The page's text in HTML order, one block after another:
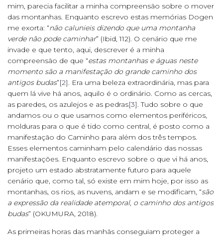
mim, parecia facilitar a minha compreensão sobre o mover
das montanhas. Enquanto escrevo estas memórias Dogen
me exorta: “não calunieis dizendo que uma montanha
verde não pode caminhar” (Ibid, 112). O cenário que me
invade e que tento, aqui, descrever é a minha
compreensão de que “estas montanhas e águas neste
momento são a manifestação do grande caminho dos
antigos budas”[2]. Era uma beleza extraordinária, mas para
quem lá vive há anos, aquilo é o ordinário. Como as cercas,
as paredes, os azulejos e as pedras[3]. Tudo sobre o que
andamos ou o que usamos como elementos periféricos,
molduras para o que é tido como central, é posto como a
manifestação do Caminho para além dos três tempos.
Esses elementos caminham pelo calendário das nossas
manifestações. Enquanto escrevo sobre o que vi há anos,
projeto um estado abstratamente futuro para aquele
cenário que, como tal, só existe em mim hoje, por isso as
montanhas, os rios, as nuvens, andam e se modificam, “são
a expressão da realidade atemporal, o caminho dos antigos
budas” (OKUMURA, 2018).
As primeiras horas das manhãs conseguiam proteger a